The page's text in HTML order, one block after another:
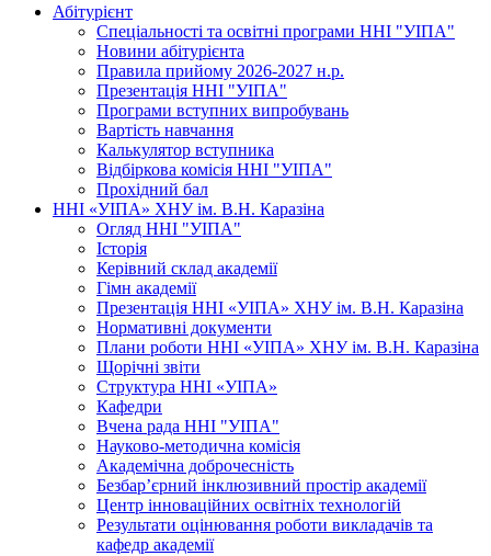
Абітурієнт
Спеціальності та освітні програми ННІ "УІПА"
Новини абітурієнта
Правила прийому 2026-2027 н.р.
Презентація ННІ "УІПА"
Програми вступних випробувань
Вартість навчання
Калькулятор вступника
Відбіркова комісія ННІ "УІПА"
Прохідний бал
ННІ «УІПА» ХНУ ім. В.Н. Каразіна
Огляд ННІ "УІПА"
Історія
Керівний склад академії
Гімн академії
Презентація ННІ «УІПА» ХНУ ім. В.Н. Каразіна
Нормативні документи
Плани роботи ННІ «УІПА» ХНУ ім. В.Н. Каразіна
Щорічні звіти
Структура ННІ «УІПА»
Кафедри
Вчена рада ННІ "УІПА"
Науково-методична комісія
Академічна доброчесність
Безбар’єрний інклюзивний простір академії
Центр інноваційних освітніх технологій
Результати оцінювання роботи викладачів та
кафедр академії